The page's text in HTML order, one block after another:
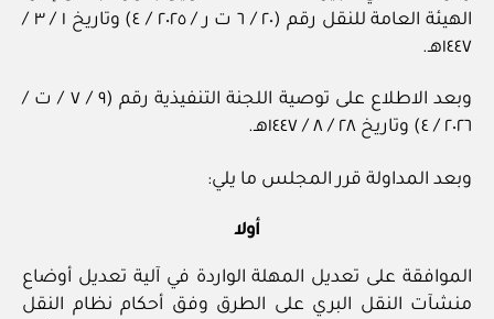
الهيئة العامة للنقل رقم (٢٠ / ٦ ت ر / ‏٢٠٢٥‏ / ٤) وتاريخ ١ / ‏٣‏ /
١٤٤٧هـ.
وبعد الاطلاع على توصية اللجنة التنفيذية رقم (٩ / ‏٧‏ / ت /
وبعد المداولة قرر المجلس ما يلي:
أولا
الموافقة على تعديل المهلة الواردة في آلية تعديل أوضاع
منشآت النقل البري على الطرق وفق أحكام نظام النقل